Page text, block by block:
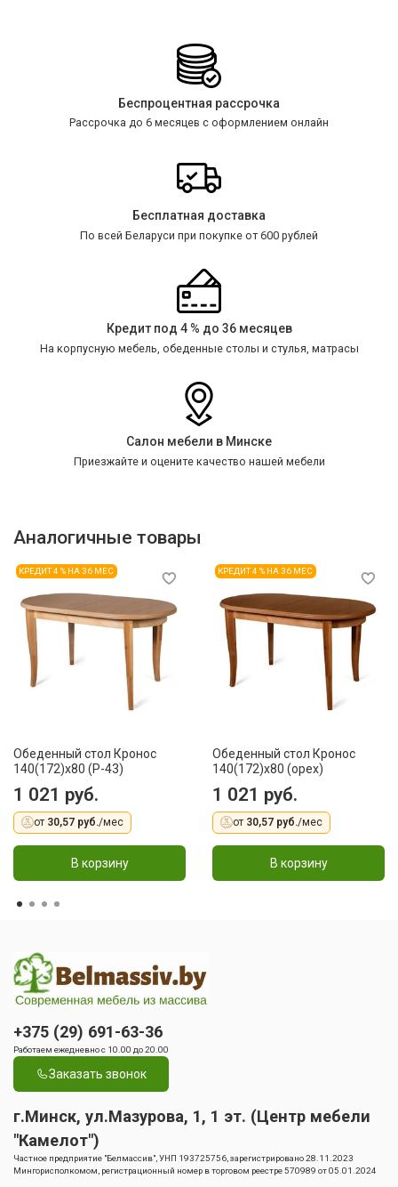
Беспроцентная рассрочка
Рассрочка до 6 месяцев с оформлением онлайн
Бесплатная доставка
По всей Беларуси при покупке от 600 рублей
Кредит под 4 % до 36 месяцев
На корпусную мебель, обеденные столы и стулья, матрасы
Салон мебели в Минске
Приезжайте и оцените качество нашей мебели
Аналогичные товары
КРЕДИТ 4 % НА 36 МЕС
Обеденный стол Кронос
140(172)x80 (P-43)
1 021 руб.
от 30,57 руб./мес
В корзину
КРЕДИТ 4 % НА 36 МЕС
Обеденный стол Кронос
140(172)x80 (орех)
1 021 руб.
от 30,57 руб./мес
В корзину
+375 (29) 691-63-36
Работаем ежедневно с 10.00 до 20.00
Заказать звонок
г.Минск, ул.Мазурова, 1, 1 эт. (Центр мебели
"Камелот")
Частное предприятие "Белмассив", УНП 193725756, зарегистрировано 28.11.2023
Мингорисполкомом, регистрационный номер в торговом реестре 570989 от 05.01.2024